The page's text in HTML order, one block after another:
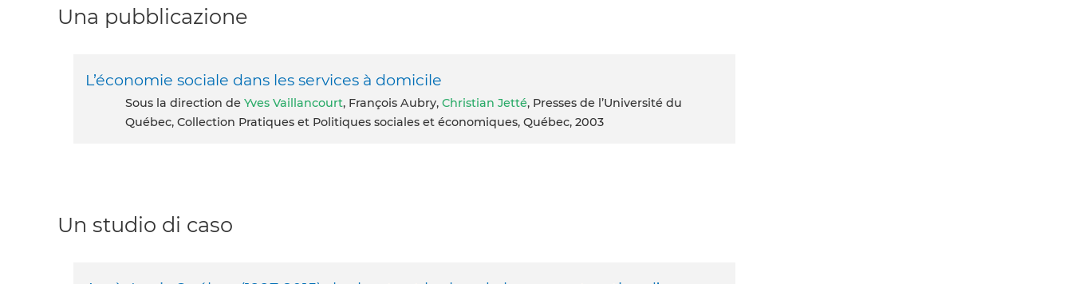
Una pubblicazione
L’économie sociale dans les services à domicile
Sous la direction de Yves Vaillancourt, François Aubry, Christian Jetté, Presses de l’Université du
Québec, Collection Pratiques et Politiques sociales et économiques, Québec, 2003
Un studio di caso